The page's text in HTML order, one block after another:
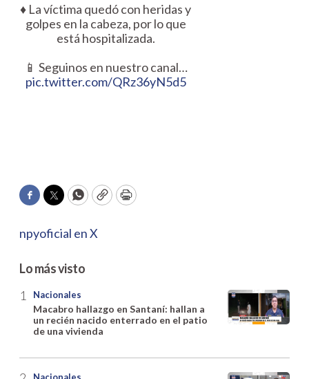
♦️ La víctima quedó con heridas y
golpes en la cabeza, por lo que
está hospitalizada.
📱 Seguinos en nuestro canal…
pic.twitter.com/QRz36yN5d5
Facebook
TwitterWhatsApp
CopyPrint
npyoficial en X
Lo más visto
Nacionales
Macabro hallazgo en Santaní: hallan a
un recién nacido enterrado en el patio
de una vivienda
Nacionales